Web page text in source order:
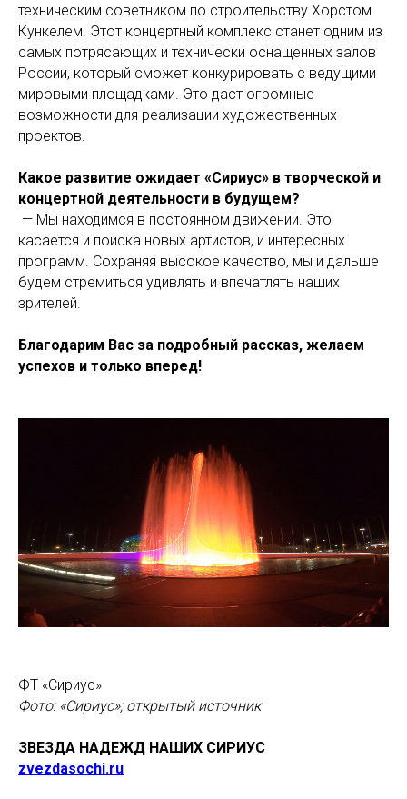
техническим советником по строительству Хорстом
Кункелем. Этот концертный комплекс станет одним из
самых потрясающих и технически оснащенных залов
России, который сможет конкурировать с ведущими
мировыми площадками. Это даст огромные
возможности для реализации художественных
проектов.
Какое развитие ожидает «Сириус» в творческой и
концертной деятельности в будущем?
— Мы находимся в постоянном движении. Это
касается и поиска новых артистов, и интересных
программ. Сохраняя высокое качество, мы и дальше
будем стремиться удивлять и впечатлять наших
зрителей.
Благодарим Вас за подробный рассказ, желаем
успехов и только вперед!
ФТ «Сириус»
Фото: «Сириус»; открытый источник
ЗВЕЗДА НАДЕЖД НАШИХ СИРИУС
zvezdasochi.ru